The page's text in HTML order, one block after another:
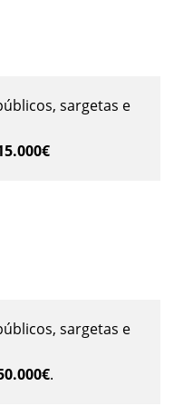
sargetas e
sargetas e
.